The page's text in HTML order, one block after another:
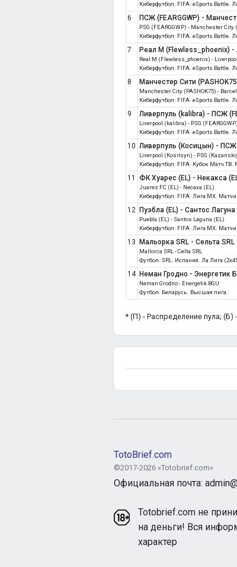
Киберфутбол. FIFA. eSports Battle.
6 ПСЖ (FEARGGWP) -
PSG (FEARGGWP) - Manchester City
Киберфутбол. FIFA. eSports Battle.
7 Реал М (Flewless_phoenix) -
Real M (Flewless_phoenix) -
Киберфутбол. FIFA. eSports Battle.
8 Манчестер Сити
Manchester City (PASHOK75) -
Киберфутбол. FIFA. eSports Battle.
9 Ливерпуль (kalibra) - ПСЖ
Liverpool (kalibra) - PSG (FEARGGWP)
Киберфутбол. FIFA. eSports Battle.
10 Ливерпуль (Косицын) - ПСЖ
Liverpool (Kositsyn) - PSG
Киберфутбол. FIFA. Кубок Матч ТВ.
11 ФК Хуарес (EL) - Некакса
Juarez FC (EL) - Necaxa (EL)
Киберфутбол. FIFA. Лига MX. Матчи
12 Пуэбла (EL) - Сантос Лагуна
Puebla (EL) - Santos Laguna (EL)
Киберфутбол. FIFA. Лига MX. Матчи
13 Мальорка SRL - Сельта SRL
Mallorca SRL - Celta SRL
Футбол. SRL. Испания. Ла Лига
14 Неман Гродно - Энергетик
Neman Grodno - Energetik BGU
Футбол. Беларусь. Высшая лига.
* (П) - Распределение пула;
TotoBrief.com
©2017-2026 «Totobrief.com»
Официальная почта:
Totobrief.com не
на деньги! Вся
характер